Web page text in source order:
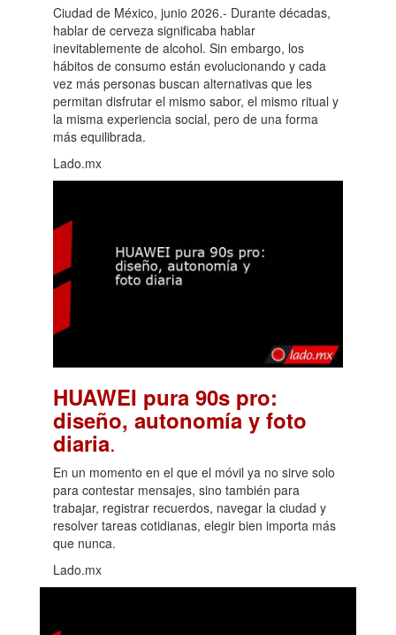
Ciudad de México, junio 2026.- Durante décadas,
hablar de cerveza significaba hablar
inevitablemente de alcohol. Sin embargo, los
hábitos de consumo están evolucionando y cada
vez más personas buscan alternativas que les
permitan disfrutar el mismo sabor, el mismo ritual y
la misma experiencia social, pero de una forma
más equilibrada.
Lado.mx
HUAWEI pura 90s pro:
diseño, autonomía y foto
diaria.
En un momento en el que el móvil ya no sirve solo
para contestar mensajes, sino también para
trabajar, registrar recuerdos, navegar la ciudad y
resolver tareas cotidianas, elegir bien importa más
que nunca.
Lado.mx